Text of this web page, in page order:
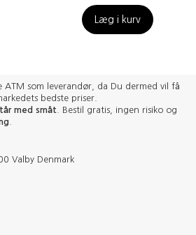
Læg i kurv
som leverandør, da Du dermed vil få
bedste priser.
med småt . Bestil gratis, ingen risiko og
Valby Denmark